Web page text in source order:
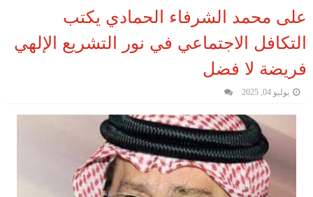
على محمد الشرفاء الحمادي يكتب
التكافل الاجتماعي في نور التشريع الإلهي
فريضة لا فضل
يوليو 04, 2025